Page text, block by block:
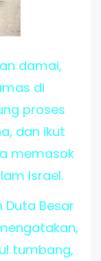
damai,
di
proses
dan ikut
memasok
Israel.
Besar
tumbang,